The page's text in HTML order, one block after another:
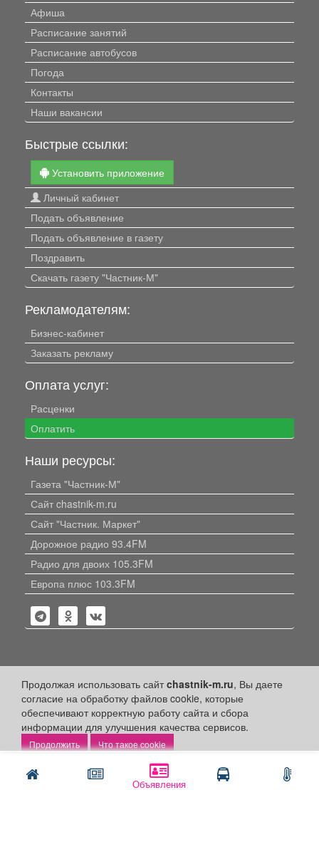
Объявления
Написать Позвонить
Продолжая использовать сайтchastnik-m.ru, Вы даете
согласие на обработку файлов cookie, которые
обеспечивают корректную работу сайта и сбора
информации для улучшения качества сервисов.
Что такое cookie
Афиша
Расписание занятий
Расписание автобусов
Погода
Контакты
Наши вакансии
Быстрые ссылки:
Установить приложение
Личный кабинет
Подать объявление
Подать объявление в газету
Поздравить
Скачать газету "Частник-М"
Рекламодателям:
Бизнес-кабинет
Заказать рекламу
Оплата услуг:
Расценки
Оплатить
Наши ресурсы:
Газета "Частник-М"
Сайт chastnik-m.ru
Сайт "Частник. Маркет"
Дорожное радио 93.4FM
Радио для двоих 105.3FM
Европа плюс 103.3FM
Политика конфиденциальности
Публикации с пометкой «Реклама», «На правах рекламы»,
«Партнёрский проект» оплачены рекламодателем.
Редакция сайта не несет ответственности за достоверность
информации, содержащейся в рекламных материалах и
объявлениях.
+16 © 2006-2026 ООО "Частник-М"